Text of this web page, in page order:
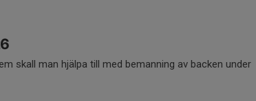
skall man hjälpa till med bemanning av backen under